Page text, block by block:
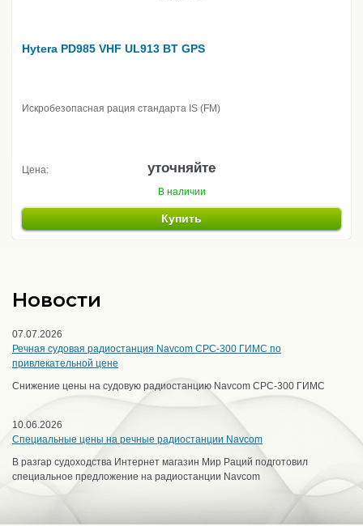
Hytera PD985 VHF UL913 BT GPS
Искробезопасная рация стандарта IS (FM)
Цена: уточняйте
В наличии
Купить
Новости
07.07.2026
Речная судовая радиостанция Navcom CPC-300 ГИМС по
привлекательной цене
Снижение цены на судовую радиостанцию Navcom CPC-300 ГИМС
10.06.2026
Специальные цены на речные радиостанции Navcom
В разгар судоходства Интернет магазин Мир Раций подготовил
специальное предложение на радиостанции Navcom